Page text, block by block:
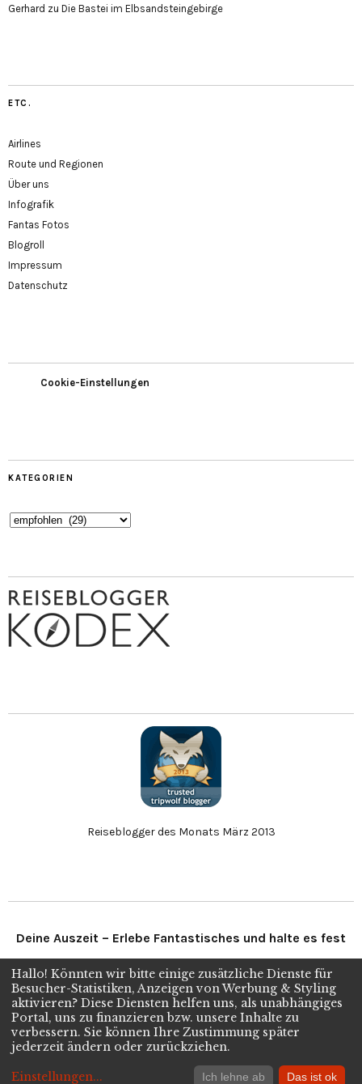
Gerhard zu Die Bastei im Elbsandsteingebirge
ETC.
Airlines
Route und Regionen
Über uns
Infografik
Fantas Fotos
Blogroll
Impressum
Datenschutz
Cookie-Einstellungen
KATEGORIEN
Kategorien
Reiseblogger des Monats März 2013
Deine Auszeit – Erlebe Fantastisches und halte es fest
Folge uns
TwitterFacebookInstagram
kleine Weltreise Blog.
Hallo! Könnten wir bitte einige zusätzliche Dienste für
Besucher-Statistiken, Anzeigen von Werbung & Styling
aktivieren? Diese Diensten helfen uns, als unabhängiges
Portal, uns zu finanzieren bzw. unsere Inhalte zu
verbessern. Sie können Ihre Zustimmung später
jederzeit ändern oder zurückziehen.
Einstellungen... Ich lehne ab Das ist ok